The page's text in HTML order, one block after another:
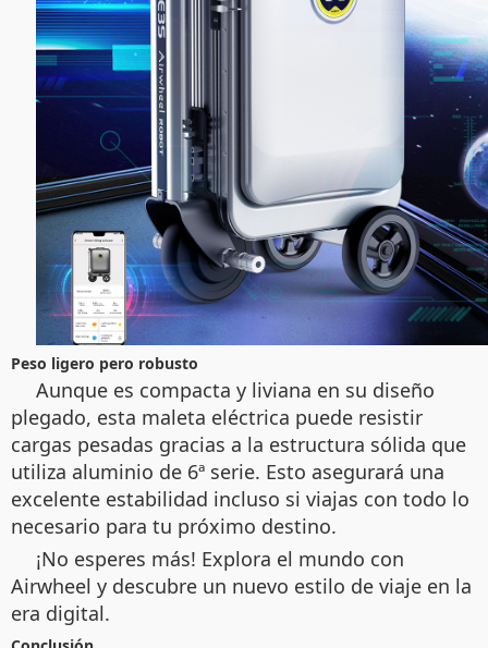
Peso ligero pero robusto
Aunque es compacta y liviana en su diseño
plegado, esta maleta eléctrica puede resistir
cargas pesadas gracias a la estructura sólida que
utiliza aluminio de 6ª serie. Esto asegurará una
excelente estabilidad incluso si viajas con todo lo
necesario para tu próximo destino.
¡No esperes más! Explora el mundo con
Airwheel y descubre un nuevo estilo de viaje en la
era digital.